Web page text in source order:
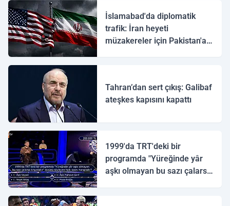
İslamabad'da diplomatik
trafik: İran heyeti
müzakereler için Pakistan'a
Tahran’dan sert çıkış: Galibaf
ateşkes kapısını kapattı
1999'da TRT'deki bir
programda "Yüreğinde yâr
aşkı olmayan bu sazı çalarsa